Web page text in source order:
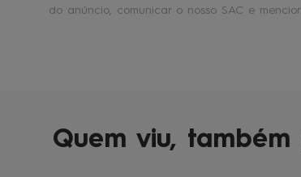
do anúncio, comunicar o nosso SAC e
Quem viu, também